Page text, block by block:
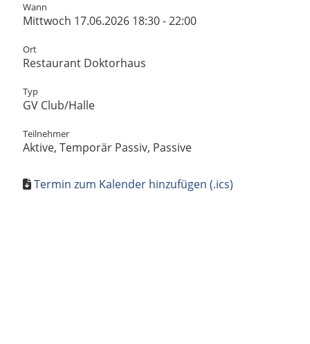
Wann
Mittwoch 17.06.2026 18:30 - 22:00
Ort
Restaurant Doktorhaus
Typ
GV Club/Halle
Teilnehmer
Aktive, Temporär Passiv, Passive
Termin zum Kalender hinzufügen (.ics)